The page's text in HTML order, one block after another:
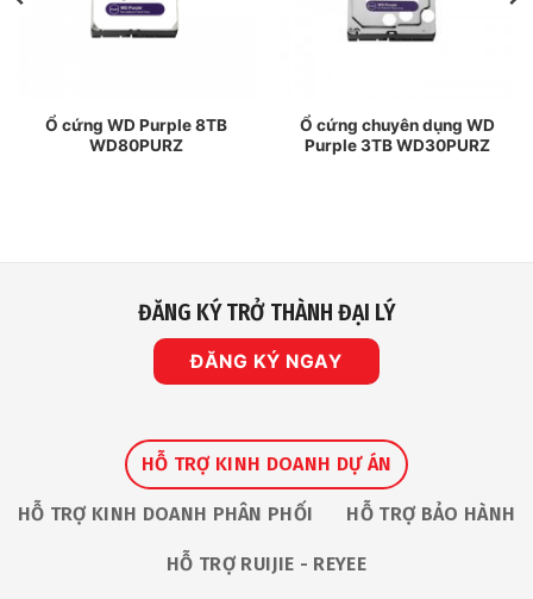
Ổ cứng WD Purple 8TB
WD80PURZ
Ổ cứng chuyên dụng WD
Purple 3TB WD30PURZ
ĐĂNG KÝ TRỞ THÀNH ĐẠI LÝ
ĐĂNG KÝ NGAY
HỖ TRỢ KINH DOANH DỰ ÁN
HỖ TRỢ KINH DOANH PHÂN PHỐI HỖ TRỢ BẢO HÀNH
HỖ TRỢ RUIJIE - REYEE